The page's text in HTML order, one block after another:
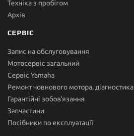
Техніка з пробігом
Архів
СЕРВІС
Запис на обслуговування
Мотосервіс загальний
Сервіс Yamaha
Ремонт човнового мотора, діагностика
Гарантійні зобов'язання
Запчастини
Посібники по експлуатації